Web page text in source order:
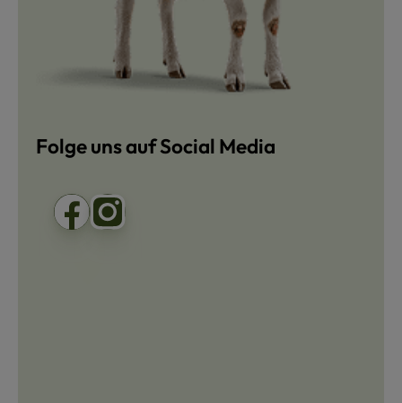
Folge uns auf Social Media